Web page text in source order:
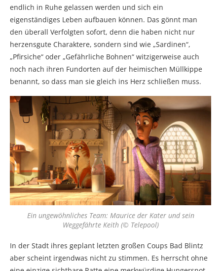
endlich in Ruhe gelassen werden und sich ein
eigenständiges Leben aufbauen können. Das gönnt man
den überall Verfolgten sofort, denn die haben nicht nur
herzensgute Charaktere, sondern sind wie „Sardinen“,
„Pfirsiche“ oder „Gefährliche Bohnen“ witzigerweise auch
noch nach ihren Fundorten auf der heimischen Müllkippe
benannt, so dass man sie gleich ins Herz schließen muss.
Ein ungewöhnliches Team: Maurice der Kater und sein
Weggefährte Keith (© Telepool)
In der Stadt ihres geplant letzten großen Coups Bad Blintz
aber scheint irgendwas nicht zu stimmen. Es herrscht ohne